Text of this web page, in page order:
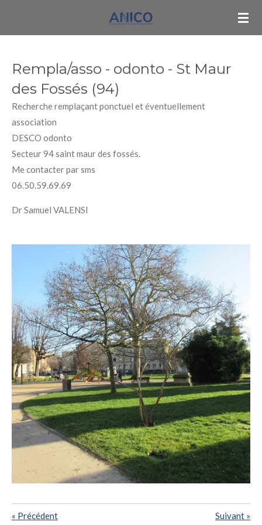
Rempla/asso - odonto - St Maur
des Fossés (94)
Recherche remplaçant ponctuel et éventuellement
association
DESCO odonto
Secteur 94 saint maur des fossés.
Me contacter par sms
06.50.59.69.69
Dr Samuel VALENSI
« Précédent Suivant »